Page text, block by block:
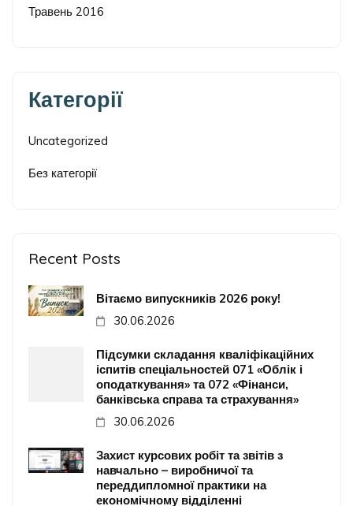
Травень 2016
Категорії
Uncategorized
Без категорії
Recent Posts
Вітаємо випускників 2026 року!
30.06.2026
Підсумки складання кваліфікаційних
іспитів спеціальностей 071 «Облік і
оподаткування» та 072 «Фінанси,
банківська справа та страхування»
30.06.2026
Захист курсових робіт та звітів з
навчально – виробничої та
переддипломної практики на
економічному відділенні